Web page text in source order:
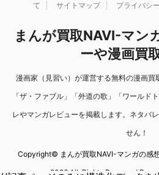
て
サイトマップ プライバシ
まんが買取NAVI-マン
ーや漫画買
漫画家（見習い）が運営する無料の漫画買
「ザ・ファブル」「外道の歌」「ワールド
レやマンガレビューを掲載します。ネタバ
せん！
Copyright© まんが買取NAVI-マンガの感
2026 All Rights Reserved